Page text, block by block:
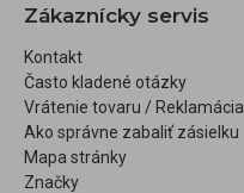
Zákaznícky servis
Kontakt
Často kladené otázky
Vrátenie tovaru / Reklamácia
Ako správne zabaliť zásielku
Mapa stránky
Značky